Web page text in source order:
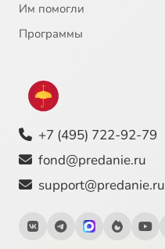
Им помогли
Программы
+7 (495) 722-92-79
fond@predanie.ru
support@predanie.ru